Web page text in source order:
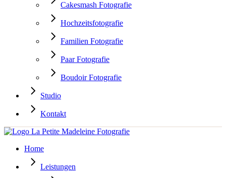
Cakesmash Fotografie
Hochzeitsfotografie
Familien Fotografie
Paar Fotografie
Boudoir Fotografie
Studio
Kontakt
Home
Leistungen